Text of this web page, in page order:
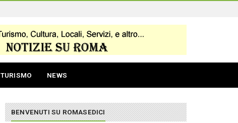
TURISMO NEWS
BENVENUTI SU ROMASEDICI